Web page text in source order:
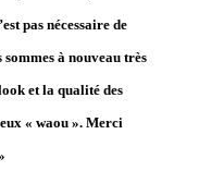
pas nécessaire de
à nouveau très
et la qualité des
« waou ». Merci